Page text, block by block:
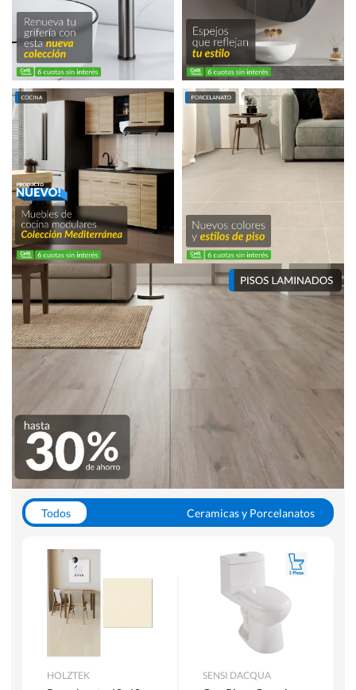
Todos
Ceramicas y Porcelanatos
WC y Sanitarios
Pisos Flotantes y Laminados
Pinturas
HOLZTEK SENSI DACQUA